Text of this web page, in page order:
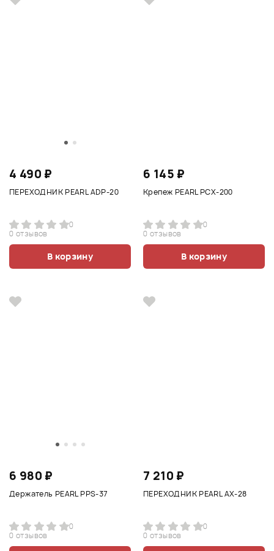
4 490 ₽
ПЕРЕХОДНИК PEARL ADP-20
0
0 отзывов
В корзину
6 145 ₽
Крепеж PEARL PCX-200
0
0 отзывов
В корзину
6 980 ₽
Держатель PEARL PPS-37
0
0 отзывов
7 210 ₽
ПЕРЕХОДНИК PEARL AX-28
0
0 отзывов